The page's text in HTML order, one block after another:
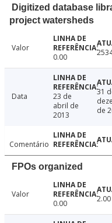
Digitized database
project watersheds
Valor
0.00
Data
23 de
abril de
2013
31
de
Comentário
FPOs organized
Valor
0.00
2.00